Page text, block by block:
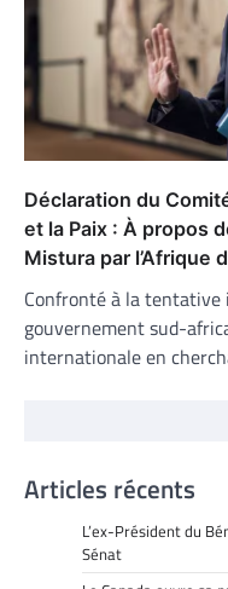
Déclaration du
et la Paix : À propos
Mistura par l’Afrique
Confronté à la
gouvernement sud-
internationale en
Articles récents
L’ex-Président du
Sénat